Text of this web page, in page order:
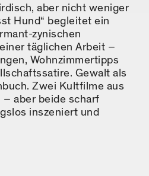
aber nicht weniger
Hund“ begleitet ein
zynischen
täglichen Arbeit –
Wohnzimmertipps
Gewalt als
Zwei Kultfilme aus
aber beide scharf
inszeniert und